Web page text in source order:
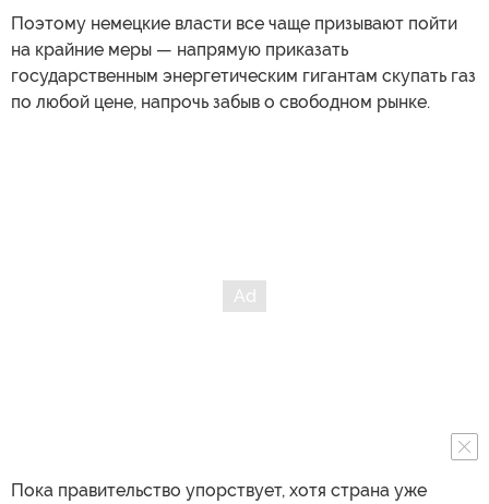
Поэтому немецкие власти все чаще призывают пойти
на крайние меры — напрямую приказать
государственным энергетическим гигантам скупать газ
по любой цене, напрочь забыв о свободном рынке.
Пока правительство упорствует, хотя страна уже